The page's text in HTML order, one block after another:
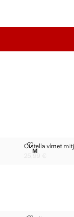
Talles
MCISTELLA
Cistella vímet
CISTELLA
25,99 €